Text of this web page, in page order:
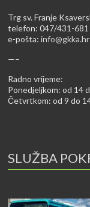
Trg sv. Franje
telefon: 047/431-681
e-pošta:info@gkka.hr
—–
Radno vrijeme:
Ponedjeljkom: od 14
Četvrtkom: od 9 do
SLUŽBA